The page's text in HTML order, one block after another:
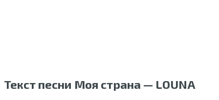
Текст песни Моя страна — LOUNA